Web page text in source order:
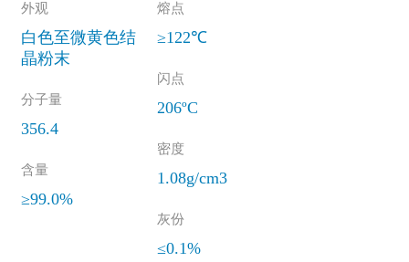
外观
白色至微黄色结
晶粉末
分子量
356.4
含量
≥99.0%
熔点
≥122℃
闪点
206ºC
密度
1.08g/cm3
灰份
≤0.1%